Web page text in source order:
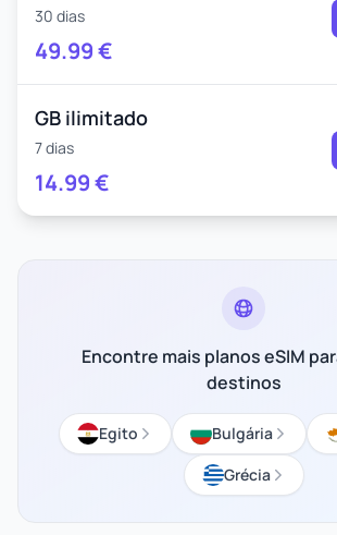
30 dias
49.99€
GB ilimitado
7 dias
14.99€
Encontre mais planos eSIM
destinos
Egito Bulgária
Grécia